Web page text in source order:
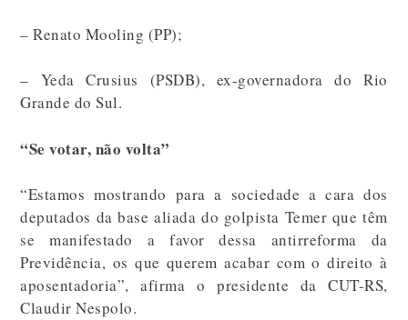
– Renato Mooling (PP);
– Yeda Crusius (PSDB), ex-governadora do Rio
Grande do Sul.
“Se votar, não volta”
“Estamos mostrando para a sociedade a cara dos
deputados da base aliada do golpista Temer que têm
se manifestado a favor dessa antirreforma da
Previdência, os que querem acabar com o direito à
aposentadoria”, afirma o presidente da CUT-RS,
Claudir Nespolo.